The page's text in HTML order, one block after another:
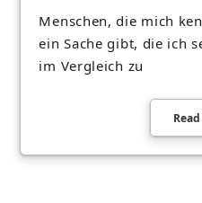
Menschen, die mich
ein Sache gibt, die ich
im Vergleich zu